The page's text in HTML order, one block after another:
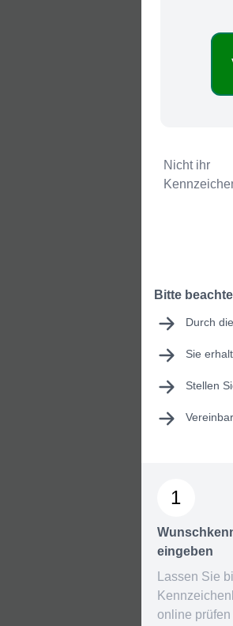
Nicht ihr
Bitte
Durch
Sie
Stellen
1
eingeben
Lassen Sie
online